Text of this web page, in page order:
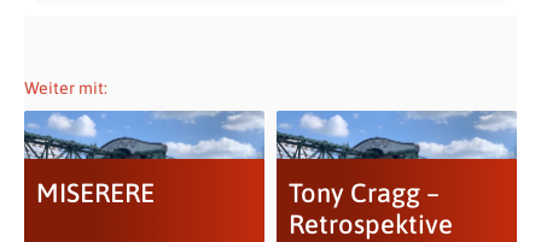
Weiter mit:
MISERERE
Tony Cragg –
Retrospektive